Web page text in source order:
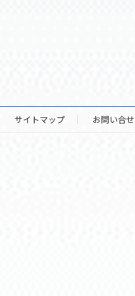
サイトマップ お問い合せ